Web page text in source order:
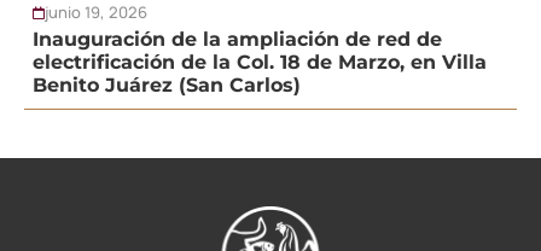
junio 19, 2026
Inauguración de la ampliación de red de
electrificación de la Col. 18 de Marzo, en Villa
Benito Juárez (San Carlos)